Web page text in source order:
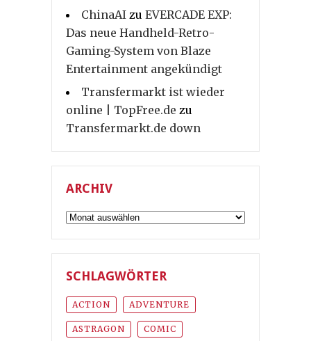
ChinaAI zu EVERCADE EXP:
Das neue Handheld-Retro-
Gaming-System von Blaze
Entertainment angekündigt
Transfermarkt ist wieder
online | TopFree.de zu
Transfermarkt.de down
ARCHIV
Archiv
SCHLAGWÖRTER
ACTION ADVENTURE
ASTRAGON COMIC